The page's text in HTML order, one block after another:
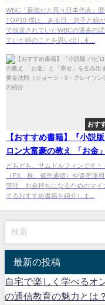
キング
WBC「最強だと思う日本代表」歴
TOP10 僕は、ある日、息子と娘
で放送されていたWBCの過去の
ていた時のことを思い出しま...
おす
【おすすめ書籍】『小説
ロン大富豪の教え 「お金
「幸せ」を生み出す五つ
法則（ジョージ・S・クレ
[著]）』の紹介
どもども、サムドルフィンです＾
（FX、株、仮想通貨）や資産運
管理、お金持ちになるためのマイ
するおすすめ書籍を紹介しま...
最新の投稿
自宅で楽しく学べるオ
の通信教育の魅力とは？